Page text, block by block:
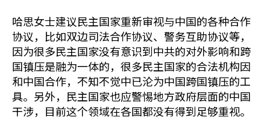
哈思女士建议民主国家重新审视与中国的各种合作
协议，比如双边司法合作协议、警务互助协议等，
因为很多民主国家没有意识到中共的对外影响和跨
国镇压是融为一体的，很多民主国家的合法机构因
和中国合作，不知不觉中已沦为中国跨国镇压的工
具。另外，民主国家也应警惕地方政府层面的中国
干涉，目前这个领域在各国都没有得到足够重视。